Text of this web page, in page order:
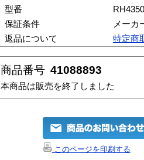
型番
保証条件
メーカ
返品について
特定商
商品番号 41088893
本商品は販売を終了しました
このページを印刷する